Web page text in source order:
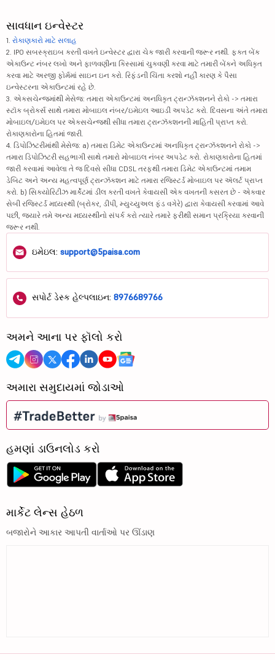
સાવધાન ઇન્વેસ્ટર
1. રોકાણકારો માટે સલાહ
2. IPO સબસ્ક્રાઇબ કરતી વખતે ઇન્વેસ્ટર દ્વારા ચેક જારી કરવાની જરૂર નથી. ફક્ત બેંક
એકાઉન્ટ નંબર લખો અને ફાળવણીના કિસ્સામાં ચુકવણી કરવા માટે તમારી બેંકને અધિકૃત
કરવા માટે અરજી ફોર્મમાં સાઇન ઇન કરો. રિફંડની ચિંતા કરશો નહીં કારણ કે પૈસા
ઇન્વેસ્ટરના એકાઉન્ટમાં રહે છે.
3. એક્સચેન્જમાંથી મેસેજ: તમારા એકાઉન્ટમાં અનધિકૃત ટ્રાન્ઝૅક્શનને રોકો -> તમારા
સ્ટૉક બ્રોકર્સ સાથે તમારા મોબાઇલ નંબર/ઇમેઇલ આઇડી અપડેટ કરો. દિવસના અંતે તમારા
મોબાઇલ/ઇમેઇલ પર એક્સચેન્જથી સીધા તમારા ટ્રાન્ઝૅક્શનની માહિતી પ્રાપ્ત કરો.
રોકાણકારોના હિતમાં જારી.
4. ડિપોઝિટરીમાંથી મેસેજ: a) તમારા ડિમેટ એકાઉન્ટમાં અનધિકૃત ટ્રાન્ઝૅક્શનને રોકો ->
તમારા ડિપોઝિટરી સહભાગી સાથે તમારો મોબાઇલ નંબર અપડેટ કરો. રોકાણકારોના હિતમાં
જારી કરવામાં આવેલા તે જ દિવસે સીધા CDSL તરફથી તમારા ડિમેટ એકાઉન્ટમાં તમામ
ડેબિટ અને અન્ય મહત્વપૂર્ણ ટ્રાન્ઝૅક્શન માટે તમારા રજિસ્ટર્ડ મોબાઇલ પર ઍલર્ટ પ્રાપ્ત
કરો. b) સિક્યોરિટીઝ માર્કેટમાં ડીલ કરતી વખતે કેવાયસી એક વખતની કસરત છે - એકવાર
સેબી રજિસ્ટર્ડ મધ્યસ્થી (બ્રોકર, ડીપી, મ્યુચ્યુઅલ ફંડ વગેરે) દ્વારા કેવાયસી કરવામાં આવે
પછી, જ્યારે તમે અન્ય મધ્યસ્થીનો સંપર્ક કરો ત્યારે તમારે ફરીથી સમાન પ્રક્રિયા કરવાની
જરૂર નથી.
ઇમેઇલ: support@5paisa.com
સપોર્ટ ડેસ્ક હેલ્પલાઇન: 8976689766
અમને આના પર ફૉલો કરો
અમારા સમુદાયમાં જોડાઓ
હમણાં ડાઉનલોડ કરો
માર્કેટ લેન્સ હેઠળ
બજારોને આકાર આપતી વાર્તાઓ પર ઊંડાણ